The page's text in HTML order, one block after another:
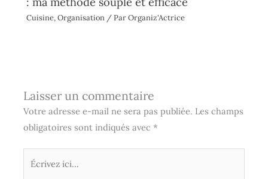
Cuisine,Organisation / ParOrganiz'Actrice
Laisser un commentaire
Votre adresse e-mail ne sera pas publiée. Les champs
obligatoires sont indiqués avec *
Écrivez